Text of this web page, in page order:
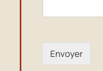
Envoyer